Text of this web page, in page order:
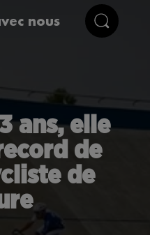
nous
ans, elle
de
de